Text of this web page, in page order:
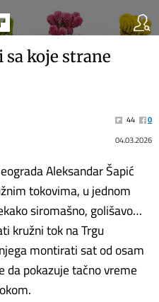
sa koje strane
44
0
04.03.2026
Aleksandar Šapić
tokovima, u jednom
siromašno, golišavo…
kružni tok na Trgu
montirati sat od osam
pokazuje tačno vreme